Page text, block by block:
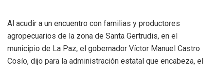
Al acudir a un encuentro con familias y productores
agropecuarios de la zona de Santa Gertrudis, en el
municipio de La Paz, el gobernador Víctor Manuel Castro
Cosío, dijo para la administración estatal que encabeza, el